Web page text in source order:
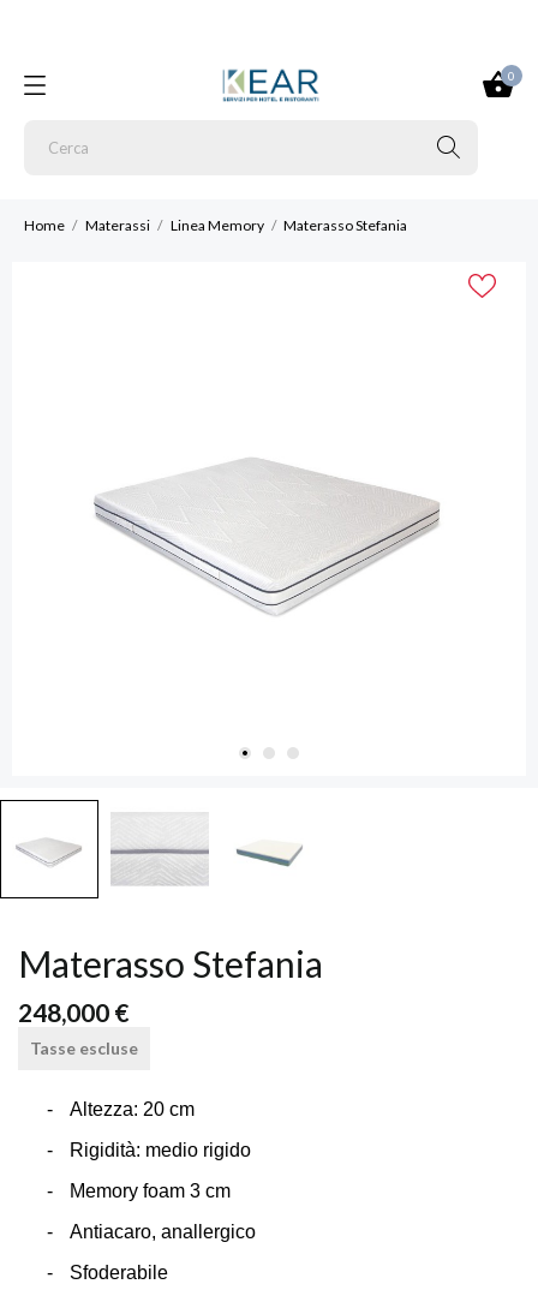
0
Home Materassi Linea Memory Materasso Stefania
Materasso Stefania
248,000 €
Tasse escluse
-
Altezza: 20 cm
-
Rigidità: medio rigido
-
Memory foam 3 cm
-
Antiacaro, anallergico
-
Sfoderabile